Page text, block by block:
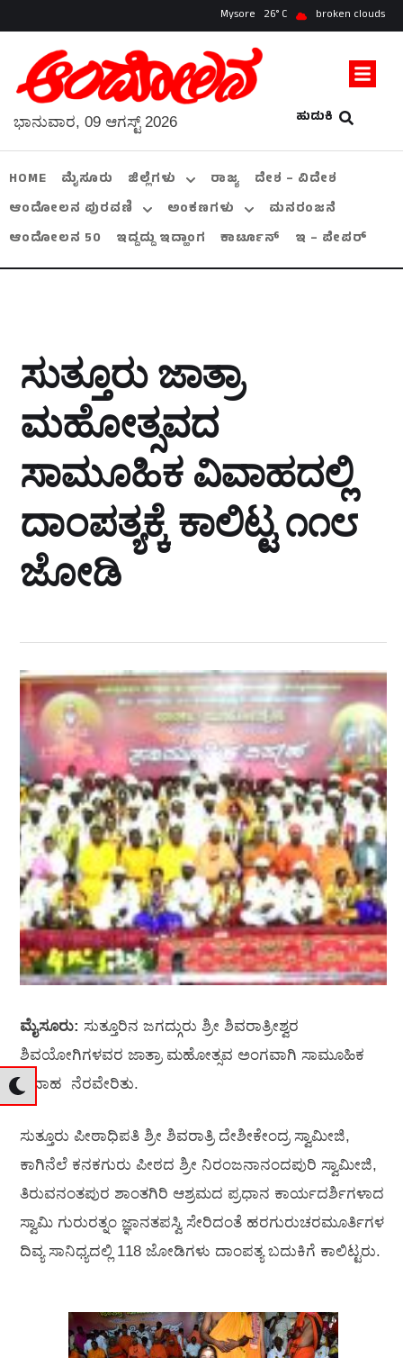
Mysore 26 broken clouds
ಹುಡುಕಿ
ಭಾನುವಾರ, 09 ಆಗಸ್ಟ್ 2026
HOME ಮೈಸೂರು ಜಿಲ್ಲೆಗಳು ರಾಜ್ಯ
ದೇಶ – ವಿದೇಶ
ಆಂದೋಲನ ಪುರವಣಿ
ಅಂಕಣಗಳು
ಮನರಂಜನೆ
ಆಂದೋಲನ 50
ಇದ್ದದ್ದು ಇದ್ಹಾಂಗ ಕಾರ್ಟೂನ್ ಇ – ಪೇಪರ್
ಸುತ್ತೂರು ಜಾತ್ರಾ
ಮಹೋತ್ಸವದ
ಸಾಮೂಹಿಕ ವಿವಾಹದಲ್ಲಿ
ದಾಂಪತ್ಯಕ್ಕೆ ಕಾಲಿಟ್ಟ ೧೧೮
ಜೋಡಿ
ಮೈಸೂರು: ಸುತ್ತೂರಿನ ಜಗದ್ಗುರು ಶ್ರೀ ಶಿವರಾತ್ರೀಶ್ವರ
ಶಿವಯೋಗಿಗಳವರ ಜಾತ್ರಾ ಮಹೋತ್ಸವ ಅಂಗವಾಗಿ ಸಾಮೂಹಿಕ
ವಿವಾಹ ನೆರವೇರಿತು.
ಸುತ್ತೂರು ಪೀಠಾಧಿಪತಿ ಶ್ರೀ ಶಿವರಾತ್ರಿ ದೇಶೀಕೇಂದ್ರ ಸ್ವಾಮೀಜಿ,
ಕಾಗಿನೆಲೆ‌ ಕನಕಗುರು ಪೀಠದ ಶ್ರೀ ನಿರಂಜನಾನಂದಪುರಿ ಸ್ವಾಮೀಜಿ,
ತಿರುವನಂತಪುರ ಶಾಂತಗಿರಿ ಆಶ್ರಮದ ಪ್ರಧಾನ ಕಾರ್ಯದರ್ಶಿಗಳಾದ
ಸ್ವಾಮಿ ಗುರುರತ್ನಂ ಜ್ಞಾನತಪಸ್ವಿ ಸೇರಿದಂತೆ ಹರಗುರುಚರಮೂರ್ತಿಗಳ
ದಿವ್ಯ ಸಾನಿಧ್ಯದಲ್ಲಿ 118 ಜೋಡಿಗಳು ದಾಂಪತ್ಯ ಬದುಕಿಗೆ ಕಾಲಿಟ್ಟರು.